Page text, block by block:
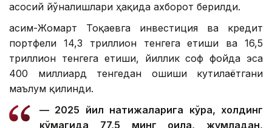
асосий йўналишлари ҳақида ахборот берилди.
Қасим-Жомарт Тоқаевга инвестиция ва кредит
портфели 14,3 триллион тенгега етиши ва 16,5
триллион тенгега етиши, йиллик соф фойда эса
400 миллиард тенгедан ошиши кутилаётгани
маълум қилинди.
— 2025 йил натижаларига кўра, холдинг
кўмагида 77,5 минг оила, жумладан,